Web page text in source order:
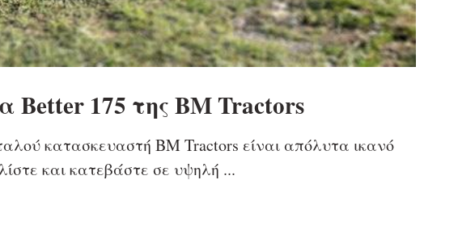
Better 175 της BM Tractors
κατασκευαστή BM Tractors είναι απόλυτα ικανό
και κατεβάστε σε υψηλή ...